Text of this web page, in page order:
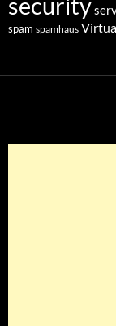
security
spam spamhaus